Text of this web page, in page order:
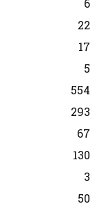
22
17
5
554
293
67
130
3
50